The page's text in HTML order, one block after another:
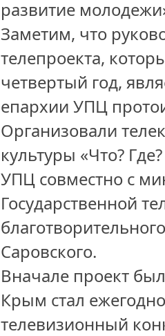
развитие
Заметим, что
телепроекта,
четвертый год,
епархии УПЦ
Организовали
культуры «Что?
УПЦ совместно с
Государственной
Саровского.
Вначале проект
Крым стал
телевизионный